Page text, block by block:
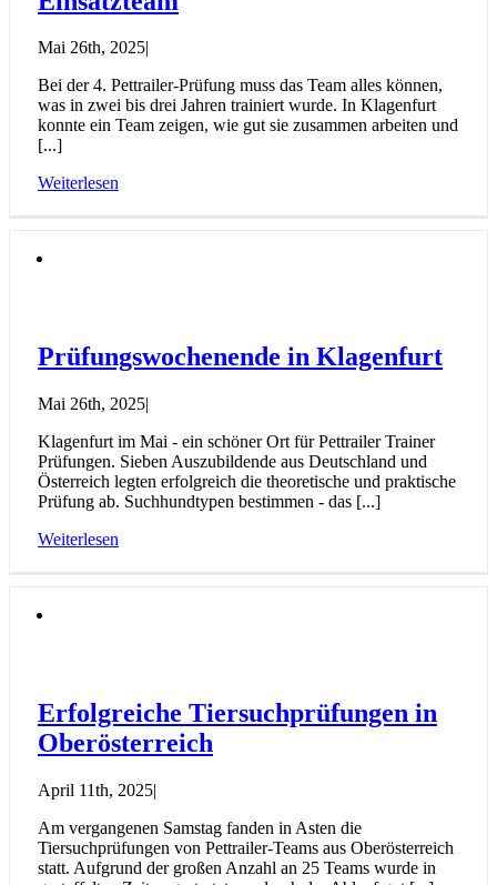
Mai 26th, 2025
Bei der 4. Pettrailer-Prüfung muss das Team alles können,
was in zwei bis drei Jahren trainiert wurde. In Klagenfurt
konnte ein Team zeigen, wie gut sie zusammen arbeiten und
[...]
Weiterlesen
Prüfungswochenende in Klagenfurt
Mai 26th, 2025|
Klagenfurt im Mai - ein schöner Ort für Pettrailer Trainer
Prüfungen. Sieben Auszubildende aus Deutschland und
Österreich legten erfolgreich die theoretische und praktische
Prüfung ab. Suchhundtypen bestimmen - das [...]
Weiterlesen
Erfolgreiche Tiersuchprüfungen in
Oberösterreich
April 11th, 2025|
Am vergangenen Samstag fanden in Asten die
Tiersuchprüfungen von Pettrailer-Teams aus Oberösterreich
statt. Aufgrund der großen Anzahl an 25 Teams wurde in